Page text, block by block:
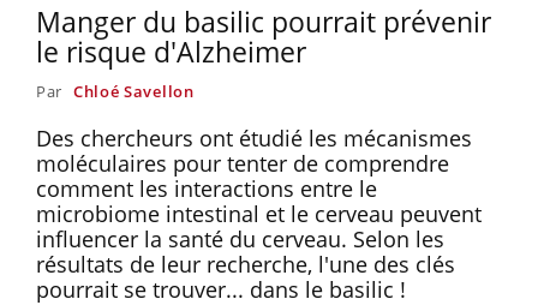
Manger du basilic pourrait prévenir
le risque d'Alzheimer
Par Chloé Savellon
Des chercheurs ont étudié les mécanismes
moléculaires pour tenter de comprendre
comment les interactions entre le
microbiome intestinal et le cerveau peuvent
influencer la santé du cerveau. Selon les
résultats de leur recherche, l'une des clés
pourrait se trouver... dans le basilic !